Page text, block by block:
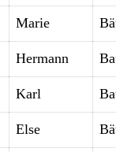
Marie
Hermann
Karl
Else